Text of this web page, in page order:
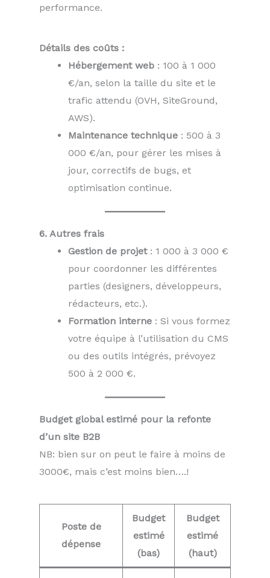
performance.
Détails des coûts :
Hébergement web : 100 à 1 000
€/an, selon la taille du site et le
trafic attendu (OVH, SiteGround,
AWS).
Maintenance technique : 500 à 3
000 €/an, pour gérer les mises à
jour, correctifs de bugs, et
optimisation continue.
6. Autres frais
Gestion de projet: 1 000 à 3 000 €
pour coordonner les différentes
parties (designers, développeurs,
rédacteurs, etc.).
Formation interne : Si vous formez
votre équipe à l’utilisation du CMS
ou des outils intégrés, prévoyez
500 à 2 000 €.
Budget global estimé pour la refonte
d’un site B2B
NB: bien sur on peut le faire à moins de
3000€, mais c’est moins bien….!
Poste de
dépense
Budget
estimé
(bas)
Budget
estimé
(haut)